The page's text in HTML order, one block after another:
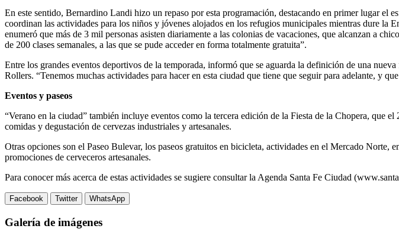
En este sentido, Bernardino Landi hizo un repaso por esta programación, destacando en primer lugar el
coordinan las actividades para los niños y jóvenes alojados en los refugios municipales mientras dure la
enumeró que más de 3 mil personas asisten diariamente a las colonias de vacaciones, que alcanzan a
de 200 clases semanales, a las que se pude acceder en forma totalmente gratuita”.
Entre los grandes eventos deportivos de la temporada, informó que se aguarda la definición de una
Rollers. “Tenemos muchas actividades para hacer en esta ciudad que tiene que seguir para adelante, y
Eventos y paseos
“Verano en la ciudad” también incluye eventos como la tercera edición de la Fiesta de la Chopera, que
comidas y degustación de cervezas industriales y artesanales.
Otras opciones son el Paseo Bulevar, los paseos gratuitos en bicicleta, actividades en el Mercado
promociones de cerveceros artesanales.
Para conocer más acerca de estas actividades se sugiere consultar la Agenda Santa Fe Ciudad
Facebook Twitter WhatsApp
Galería de imágenes